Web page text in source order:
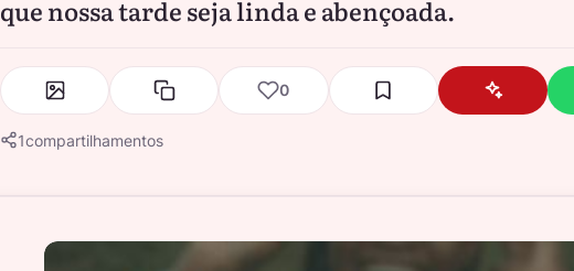
que nossa tarde seja linda e abençoada.
0
1compartilhamentos